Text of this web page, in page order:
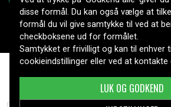
UGREEN X688 Uno Vægoplader 100W – 3x
Copyright © 2026, Spares
disse formål. Du kan også vælge at
formål du vil give samtykke til ved at
checkboksene ud for formålet.
Samtykket er frivilligt og kan til enhver
cookieindstillinger eller ved at kontakte
LUK OG GODKEND